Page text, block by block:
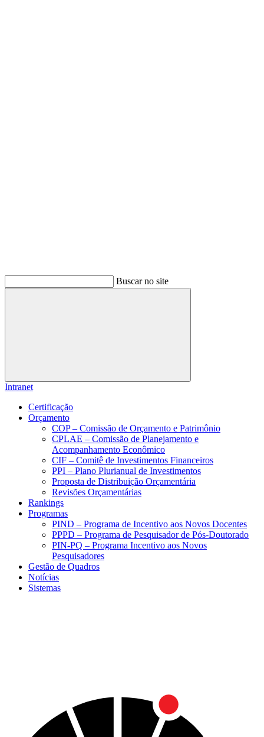
Buscar no site
Buscar
Intranet
Certificação
Orçamento
COP – Comissão de Orçamento e Patrimônio
CPLAE – Comissão de Planejamento e
Acompanhamento Econômico
CIF – Comitê de Investimentos Financeiros
PPI – Plano Plurianual de Investimentos
Proposta de Distribuição Orçamentária
Revisões Orçamentárias
Rankings
Programas
PIND – Programa de Incentivo aos Novos Docentes
PPPD – Programa de Pesquisador de Pós-Doutorado
PIN-PQ – Programa Incentivo aos Novos
Pesquisadores
Gestão de Quadros
Notícias
Sistemas